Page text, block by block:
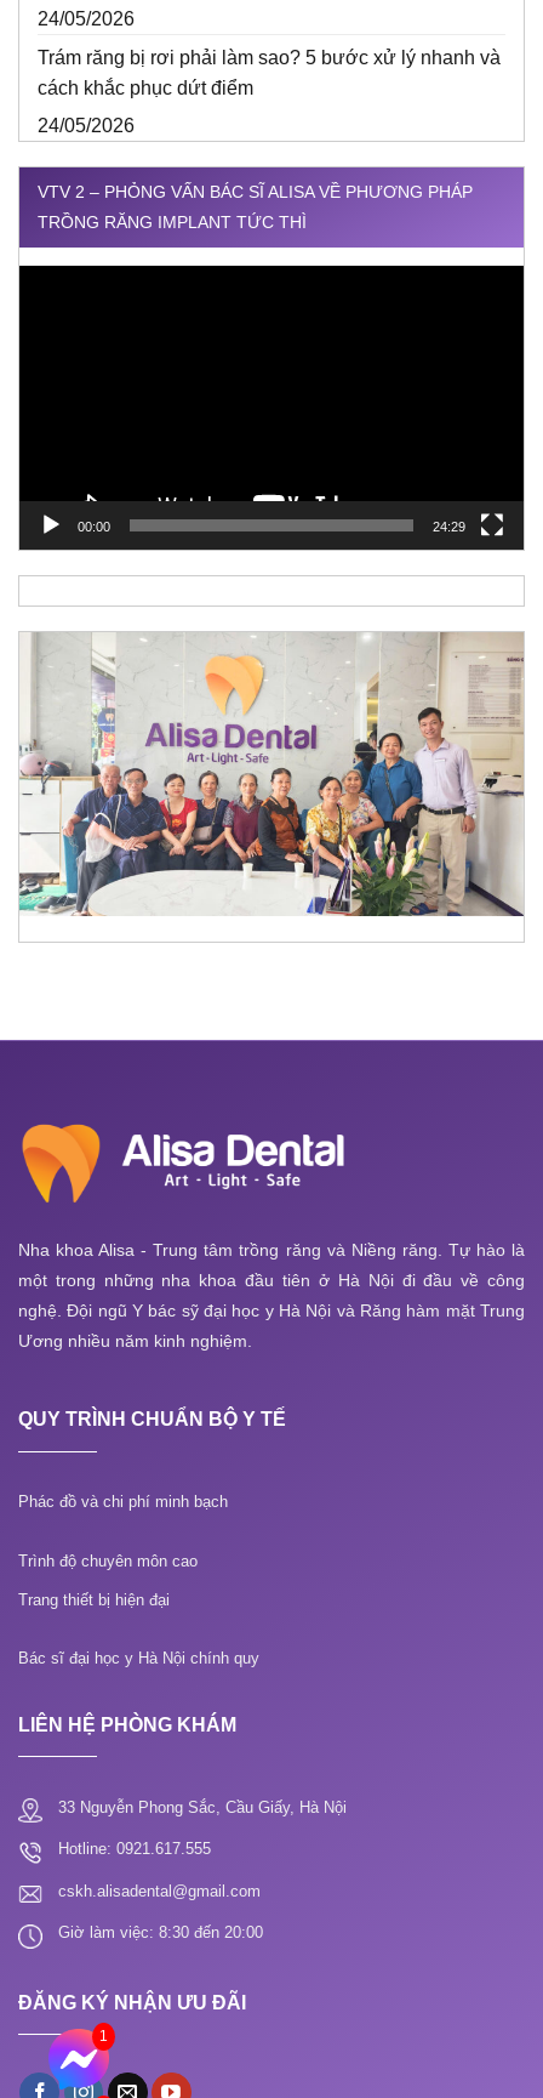
24/05/2026
Trám răng bị rơi phải làm sao? 5 bước xử lý nhanh và
cách khắc phục dứt điểm
24/05/2026
VTV 2 – PHỎNG VẤN BÁC SĨ ALISA VỀ PHƯƠNG PHÁP
TRỒNG RĂNG IMPLANT TỨC THÌ
00:00 24:29
Nha khoa Alisa - Trung tâm trồng răng và Niềng răng. Tự hào là
một trong những nha khoa đầu tiên ở Hà Nội đi đầu về công
nghệ. Đội ngũ Y bác sỹ đại học y Hà Nội và Răng hàm mặt Trung
Ương nhiều năm kinh nghiệm.
QUY TRÌNH CHUẨN BỘ Y TẾ
Phác đồ và chi phí minh bạch
Trình độ chuyên môn cao
Trang thiết bị hiện đại
Bác sĩ đại học y Hà Nội chính quy
LIÊN HỆ PHÒNG KHÁM
33 Nguyễn Phong Sắc, Cầu Giấy, Hà Nội
Hotline: 0921.617.555
cskh.alisadental@gmail.com
Giờ làm việc: 8:30 đến 20:00
ĐĂNG KÝ NHẬN ƯU ĐÃI
1